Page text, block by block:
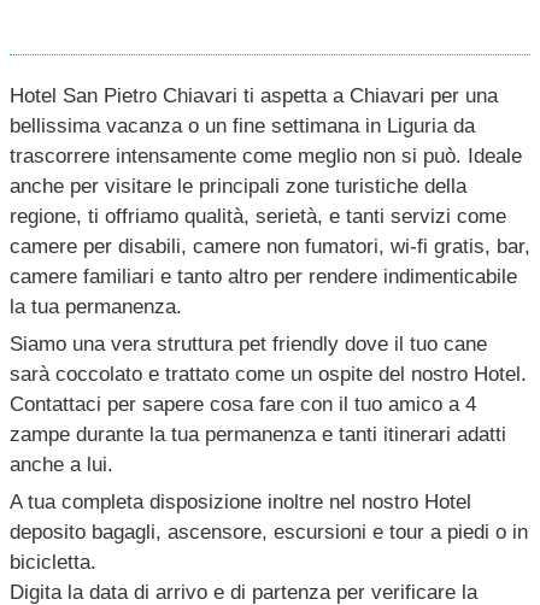
Hotel San Pietro Chiavari ti aspetta a Chiavari per una
bellissima vacanza o un fine settimana in Liguria da
trascorrere intensamente come meglio non si può. Ideale
anche per visitare le principali zone turistiche della
regione, ti offriamo qualità, serietà, e tanti servizi come
camere per disabili, camere non fumatori, wi-fi gratis, bar,
camere familiari e tanto altro per rendere indimenticabile
la tua permanenza.
Siamo una vera struttura pet friendly dove il tuo cane
sarà coccolato e trattato come un ospite del nostro Hotel.
Contattaci per sapere cosa fare con il tuo amico a 4
zampe durante la tua permanenza e tanti itinerari adatti
anche a lui.
A tua completa disposizione inoltre nel nostro Hotel
deposito bagagli, ascensore, escursioni e tour a piedi o in
bicicletta.
Digita la data di arrivo e di partenza per verificare la